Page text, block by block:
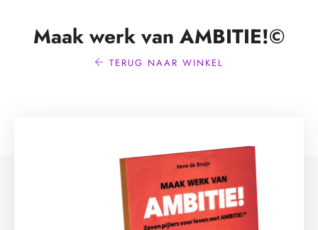
Maak werk van AMBITIE!©
TERUG NAAR WINKEL